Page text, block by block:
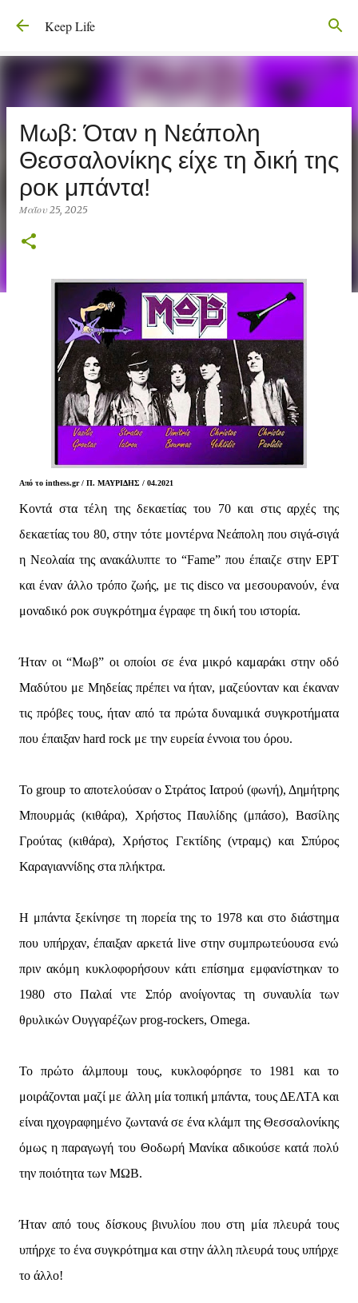
Μετάβαση στο κύριο περιεχόμενο
Keep Life
Μωβ: Όταν η Νεάπολη
Θεσσαλονίκης είχε τη δική της
ροκ μπάντα!
Μαΐου 25, 2025
Από το inthess.gr / Π. ΜΑΥΡΙΔΗΣ / 04.2021
Κοντά στα τέλη της δεκαετίας του 70 και στις αρχές της
δεκαετίας του 80, στην τότε μοντέρνα Νεάπολη που σιγά-σιγά
η Νεολαία της ανακάλυπτε το “Fame” που έπαιζε στην ΕΡΤ
και έναν άλλο τρόπο ζωής, με τις disco να μεσουρανούν, ένα
μοναδικό ροκ συγκρότημα έγραφε τη δική του ιστορία.
Ήταν οι “Μωβ” οι οποίοι σε ένα μικρό καμαράκι στην οδό
Μαδύτου με Μηδείας πρέπει να ήταν, μαζεύονταν και έκαναν
τις πρόβες τους, ήταν από τα πρώτα δυναμικά συγκροτήματα
που έπαιξαν hard rock με την ευρεία έννοια του όρου.
To group το αποτελούσαν ο Στράτος Ιατρού (φωνή), Δημήτρης
Μπουρμάς (κιθάρα), Χρήστος Παυλίδης (μπάσο), Βασίλης
Γρούτας (κιθάρα), Χρήστος Γεκτίδης (ντραμς) και Σπύρος
Καραγιαννίδης στα πλήκτρα.
Η μπάντα ξεκίνησε τη πορεία της το 1978 και στο διάστημα
που υπήρχαν, έπαιξαν αρκετά live στην συμπρωτεύουσα ενώ
πριν ακόμη κυκλοφορήσουν κάτι επίσημα εμφανίστηκαν το
1980 στο Παλαί ντε Σπόρ ανοίγοντας τη συναυλία των
θρυλικών Ουγγαρέζων prog-rockers, Οmega.
Το πρώτο άλμπουμ τους, κυκλοφόρησε το 1981 και το
μοιράζονται μαζί με άλλη μία τοπική μπάντα, τους ΔΕΛΤΑ και
είναι ηχογραφημένο ζωντανά σε ένα κλάμπ της Θεσσαλονίκης
όμως η παραγωγή του Θοδωρή Μανίκα αδικούσε κατά πολύ
την ποιότητα των ΜΩΒ.
Ήταν από τους δίσκους βινυλίου που στη μία πλευρά τους
υπήρχε το ένα συγκρότημα και στην άλλη πλευρά τους υπήρχε
το άλλο!